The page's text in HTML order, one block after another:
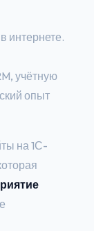
интернете.
учётную
опыт
на 1С-